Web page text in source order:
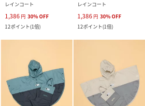
レインコート
1,386 円 30%OFF
12ポイント(1倍)
レインコート
1,386 円 30%OFF
12ポイント(1倍)